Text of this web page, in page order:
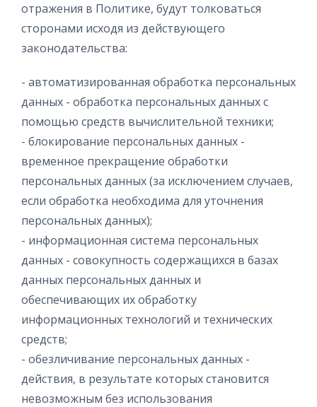
отражения в Политике, будут толковаться
сторонами исходя из действующего
законодательства:
- автоматизированная обработка персональных
данных - обработка персональных данных с
помощью средств вычислительной техники;
- блокирование персональных данных -
временное прекращение обработки
персональных данных (за исключением случаев,
если обработка необходима для уточнения
персональных данных);
- информационная система персональных
данных - совокупность содержащихся в базах
данных персональных данных и
обеспечивающих их обработку
информационных технологий и технических
средств;
- обезличивание персональных данных -
действия, в результате которых становится
невозможным без использования